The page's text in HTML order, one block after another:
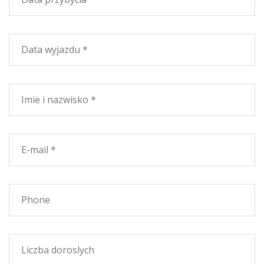
Toskanii, z morza, którego wiatry letnie wieczory ładnie
cool?
Na żądanie służb, takich jak sprzątanie, pościel
zmieniać codziennie, opiekunka do dzieci, opieki nad
jazda konna i żeglarstwo szkoły, tenis, mini piłki nożnej.
Aby zaprosić naszych restauracji i żywności serii
umownych restauracji.
Tylko 3 minuty od plaży, 20 km od Livorno, 35 z Pisa i
Volterra, 45 minut od San Gimignano i Massa